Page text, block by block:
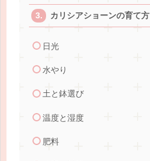
カリシアショーンの育て方
日光
水やり
土と鉢選び
温度と湿度
肥料